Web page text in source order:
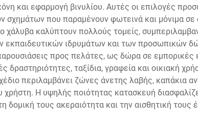
και εφαρμογή βινυλίου. Αυτές οι επιλογές
σχημάτων που παραμένουν φωτεινά και μόνιμα
χάλυβα καλύπτουν πολλούς τομείς,
ιδρυμάτων και των προσωπικών
προς πελάτες, ως δώρα σε εμπορικές
δραστηριότητες, ταξίδια, γραφεία και οικιακή
περιλαμβάνει ζώνες άνετης λαβής, καπάκια
Η υψηλής ποιότητας κατασκευή
δομική τους ακεραιότητα και την αισθητική